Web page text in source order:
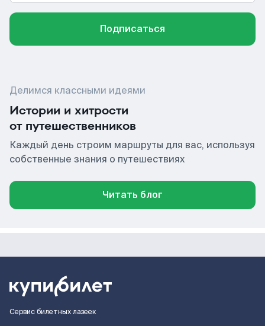
Подписаться
Делимся классными идеями
Истории и хитрости
от путешественников
Каждый день строим маршруты для вас, используя
собственные знания о путешествиях
Читать блог
Сервис билетных лазеек